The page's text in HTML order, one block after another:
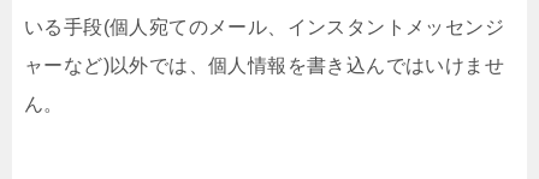
いる手段(個人宛てのメール、インスタントメッセンジ
ャーなど)以外では、個人情報を書き込んではいけませ
ん。